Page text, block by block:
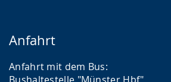
Anfahrt
Anfahrt mit dem Bus: